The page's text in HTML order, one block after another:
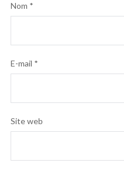
Nom *
E-mail *
Site web